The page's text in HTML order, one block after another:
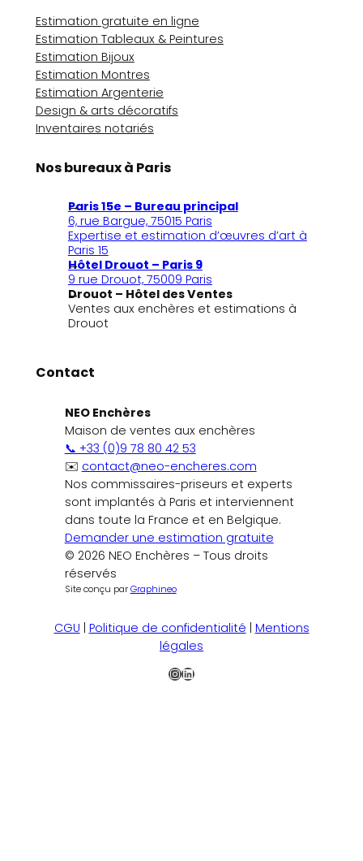
Estimation gratuite en ligne
Estimation Tableaux & Peintures
Estimation Bijoux
Estimation Montres
Estimation Argenterie
Design & arts décoratifs
Inventaires notariés
Nos bureaux à Paris
Paris 15e – Bureau principal
6, rue Bargue, 75015 Paris
Expertise et estimation d’œuvres d’art à
Paris 15
Hôtel Drouot – Paris 9
9 rue Drouot, 75009 Paris
Drouot – Hôtel des Ventes
Ventes aux enchères et estimations à
Drouot
Contact
NEO Enchères
Maison de ventes aux enchères
📞 +33 (0)9 78 80 42 53
✉️ contact@neo-encheres.com
Nos commissaires-priseurs et experts
sont implantés à Paris et interviennent
dans toute la France et en Belgique.
Demander une estimation gratuite
© 2026 NEO Enchères – Tous droits
réservés
Site conçu parGraphineo
CGU | Politique de confidentialité | Mentions
légales
Instagram
LinkedIn